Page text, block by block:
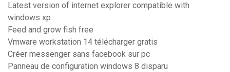
Latest version of internet explorer compatible with
windows xp
Feed and grow fish free
Vmware workstation 14 télécharger gratis
Créer messenger sans facebook sur pc
Panneau de configuration windows 8 disparu